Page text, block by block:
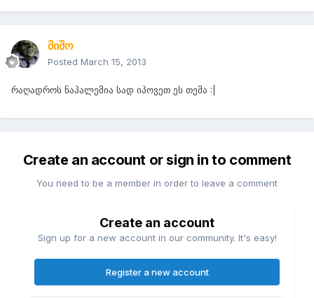
მიშო
Posted March 15, 2013
რაღადროს ნაჰალემია სად იპოვეთ ეს თემა :|
Create an account or sign in to comment
You need to be a member in order to leave a comment
Create an account
Sign up for a new account in our community. It's easy!
Register a new account